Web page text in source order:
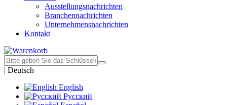
Ausstellungsnachrichten
Branchennachrichten
Unternehmensnachrichten
Kontakt
| Deutsch
English
Русский